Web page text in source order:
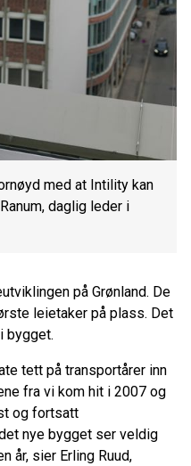
med at Intility kan
daglig leder i
på Grønland. De
leietaker på plass. Det
bygget.
tett på transportårer inn
fra vi kom hit i 2007 og
og fortsatt
nye bygget ser veldig
år, sier Erling Ruud,